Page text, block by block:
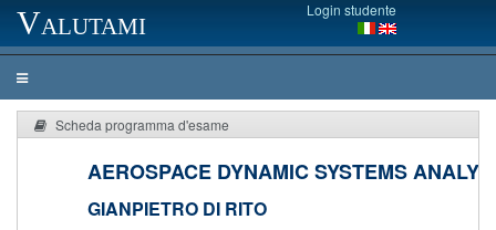
Valutami Login studente
Scheda programma d'esame
AEROSPACE DYNAMIC SYSTEMS
GIANPIETRO DI RITO